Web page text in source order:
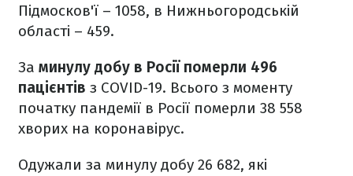
Підмосков'ї – 1058, в Нижньогородській
області – 459.
За минулу добу в Росії померли 496
пацієнтів з COVID-19. Всього з моменту
початку пандемії в Росії померли 38 558
хворих на коронавірус.
Одужали за минулу добу 26 682, які